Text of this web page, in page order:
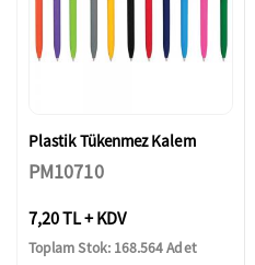
Plastik Tükenmez Kalem
PM10710
7,20 TL + KDV
Toplam Stok: 168.564 Adet